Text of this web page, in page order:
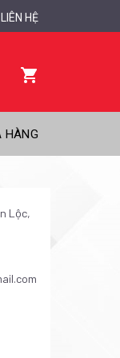
LIÊN HỆ
HÀNG
Lộc,